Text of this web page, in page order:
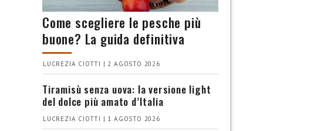
Come scegliere le pesche più
buone? La guida definitiva
LUCREZIA CIOTTI | 2 AGOSTO 2026
Tiramisù senza uova: la versione light
del dolce più amato d’Italia
LUCREZIA CIOTTI | 1 AGOSTO 2026